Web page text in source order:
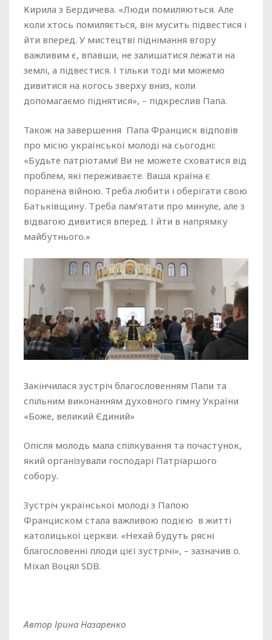
Кирила з Бердичева. «Люди помиляються. Але
коли хтось помиляється, він мусить підвестися і
йти вперед. У мистецтві піднімання вгору
важливим є, впавши, не залишатися лежати на
землі, а підвестися. І тільки тоді ми можемо
дивитися на когось зверху вниз, коли
допомагаємо піднятися», – підкреслив Папа.
Також на завершення Папа Франциск відповів
про місію української молоді на сьогодні:
«Будьте патріотами! Ви не можете сховатися від
проблем, які переживаєте. Ваша країна є
поранена війною. Треба любити і оберігати свою
Батьківщину. Треба пам’ятати про минуле, але з
відвагою дивитися вперед. І йти в напрямку
майбутнього.»
Закінчилася зустріч благословенням Папи та
спільним виконанням духовного гімну України
«Боже, великий Єдиний»
Опісля молодь мала спілкування та почастунок,
який організували господарі Патріаршого
собору.
Зустріч української молоді з Папою
Франциском стала важливою подією в житті
католицької церкви. «Нехай будуть рясні
благословенні плоди цієї зустрічі», – зазначив о.
Міхал Воцял SDB.
Автор Ірина Назаренко